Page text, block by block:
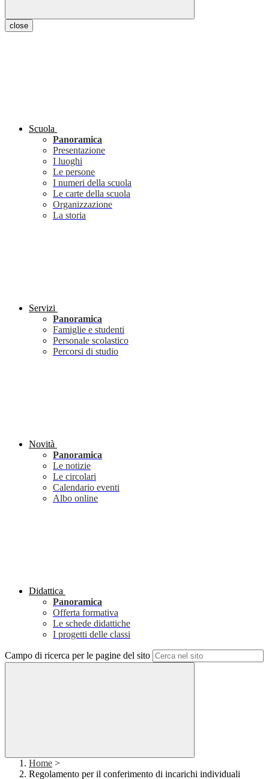
close
Scuola
Panoramica
Presentazione
I luoghi
Le persone
I numeri della scuola
Le carte della scuola
Organizzazione
La storia
Servizi
Panoramica
Famiglie e studenti
Personale scolastico
Percorsi di studio
Novità
Panoramica
Le notizie
Le circolari
Calendario eventi
Albo online
Didattica
Panoramica
Offerta formativa
Le schede didattiche
I progetti delle classi
Campo di ricerca per le pagine del sito
Home >
Regolamento per il conferimento di incarichi individuali